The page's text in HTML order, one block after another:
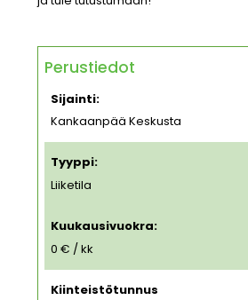
Perustiedot
Sijainti:
Kankaanpää Keskusta
Tyyppi:
Liiketila
Kuukausivuokra:
0 € / kk
Kiinteistötunnus